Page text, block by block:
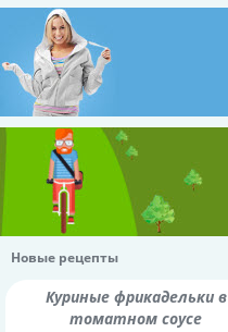
Новые рецепты
Куриные фрикадельки в
томатном соусе